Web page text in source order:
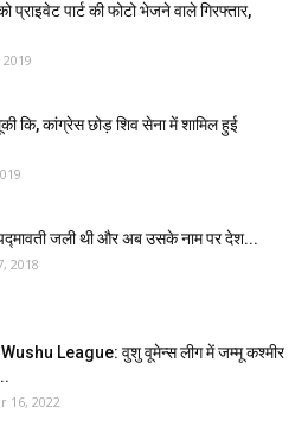
प्राइवेट पार्ट की फोटो भेजने वाले गिरफ्तार,
कि, कांग्रेस छोड़ शिव सेना में शामिल हुई
जली थी और अब उसके नाम पर देश...
2018
League: वुशु वूमेन्स लीग में जम्मू कश्मीर
16, 2022